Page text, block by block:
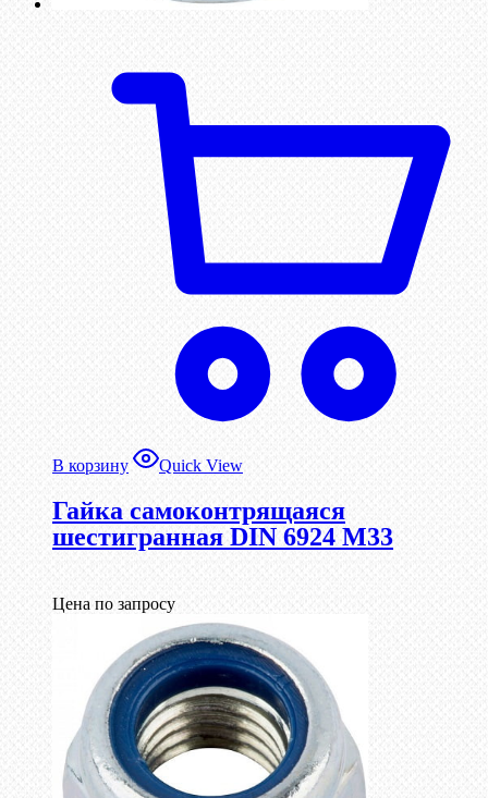
В корзину Quick View
Гайка самоконтрящаяся
шестигранная DIN 6924 М33
Цена по запросу